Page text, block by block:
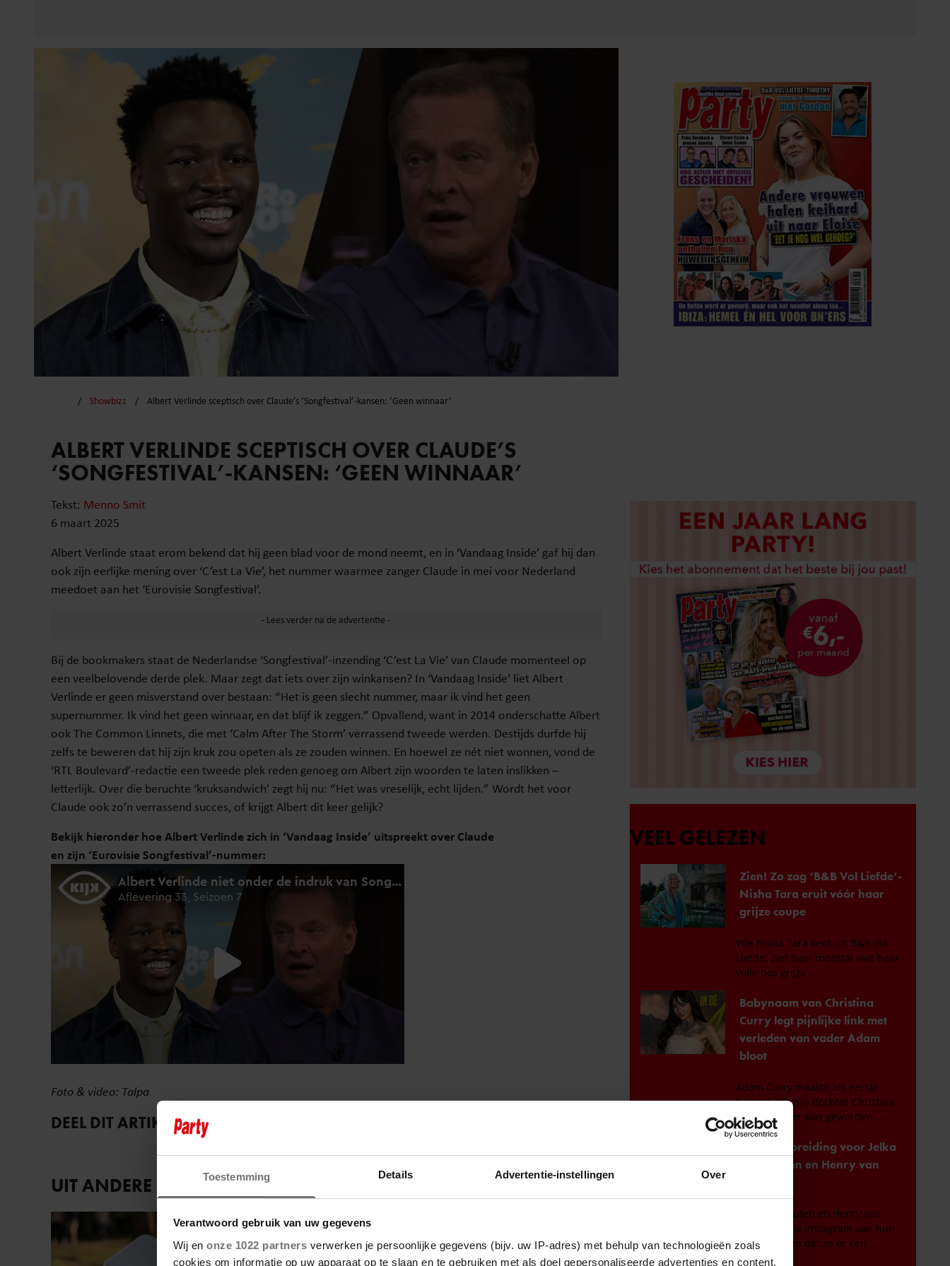
Toestemming Details Advertentie-instellingen Over
Verantwoord gebruik van uw gegevens
Wij en onze 1022 partners verwerken je persoonlijke gegevens (bijv. uw IP-adres) met behulp van technologieën zoals
cookies om informatie op uw apparaat op te slaan en te gebruiken met als doel gepersonaliseerde advertenties en content,
Showbizz Albert Verlinde sceptisch over Claude’s ‘Songfestival’-kansen: ‘Geen winnaar’
ALBERT VERLINDE SCEPTISCH OVER CLAUDE’S
‘SONGFESTIVAL’-KANSEN: ‘GEEN WINNAAR’
Tekst: Menno Smit
6 maart 2025
Albert Verlinde staat erom bekend dat hij geen blad voor de mond neemt, en in ‘Vandaag Inside’ gaf hij dan
ook zijn eerlijke mening over ‘C’est La Vie’, het nummer waarmee zanger Claude in mei voor Nederland
meedoet aan het ‘Eurovisie Songfestival’.
Bij de bookmakers staat de Nederlandse ‘Songfestival’-inzending ‘C’est La Vie’ van Claude momenteel op
een veelbelovende derde plek. Maar zegt dat iets over zijn winkansen? In ‘Vandaag Inside’ liet Albert
Verlinde er geen misverstand over bestaan: “Het is geen slecht nummer, maar ik vind het geen
supernummer. Ik vind het geen winnaar, en dat blijf ik zeggen.” Opvallend, want in 2014 onderschatte Albert
ook The Common Linnets, die met ‘Calm After The Storm’ verrassend tweede werden. Destijds durfde hij
zelfs te beweren dat hij zijn kruk zou opeten als ze zouden winnen. En hoewel ze nét niet wonnen, vond de
‘RTL Boulevard’-redactie een tweede plek reden genoeg om Albert zijn woorden te laten inslikken –
letterlijk. Over die beruchte ‘kruksandwich’ zegt hij nu: “Het was vreselijk, echt lijden.” Wordt het voor
Claude ook zo’n verrassend succes, of krijgt Albert dit keer gelijk?
Bekijk hieronder hoe Albert Verlinde zich in ‘Vandaag Inside’ uitspreekt over Claude
en zijn ‘Eurovisie Songfestival’-nummer:
Foto & video: Talpa
DEEL DIT ARTIKEL OP SOCIAL MEDIA!
UIT ANDERE MEDIA
Vriendin